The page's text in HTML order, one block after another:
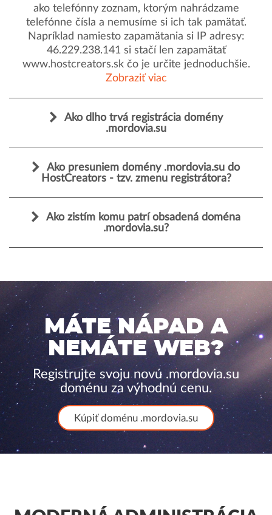
ako telefónny zoznam, ktorým nahrádzame
telefónne čísla a nemusíme si ich tak pamätať.
Napríklad namiesto zapamätania si IP adresy:
46.229.238.141 si stačí len zapamätať
www.hostcreators.sk čo je určite jednoduchšie.
Zobraziť viac
Ako dlho trvá registrácia domény
.mordovia.su
Ako presuniem domény .mordovia.su do
HostCreators - tzv. zmenu registrátora?
Ako zistím komu patrí obsadená doména
.mordovia.su?
MÁTE NÁPAD A
NEMÁTE WEB?
Registrujte svoju novú .mordovia.su
doménu za výhodnú cenu.
Kúpiť doménu .mordovia.su